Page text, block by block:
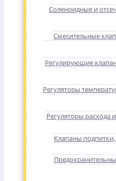
Соленоидные и
Смесительные
Регулирующие
Регуляторы
Регуляторы расхода
Клапаны